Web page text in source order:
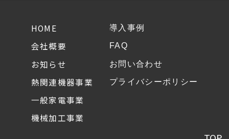
HOME
会社概要
お知らせ
熱関連機器事業
一般家電事業
機械加工事業
導入事例
FAQ
お問い合わせ
プライバシーポリシー